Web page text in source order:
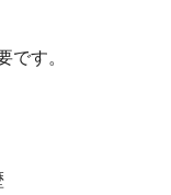
です。